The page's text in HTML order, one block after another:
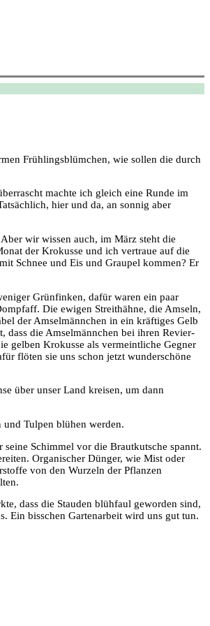
Frühlingsblümchen, wie sollen die durch
machte ich gleich eine Runde im
hier und da, an sonnig aber
wir wissen auch, im März steht die
der Krokusse und ich vertraue auf die
Schnee und Eis und Graupel kommen? Er
Grünfinken, dafür waren ein paar
Die ewigen Streithähne, die Amseln,
der Amselmännchen in ein kräftiges Gelb
dass die Amselmännchen bei ihren Revier-
gelben Krokusse als vermeintliche Gegner
flöten sie uns schon jetzt wunderschöne
über unser Land kreisen, um dann
Tulpen blühen werden.
Schimmel vor die Brautkutsche spannt.
Organischer Dünger, wie Mist oder
von den Wurzeln der Pflanzen
dass die Stauden blühfaul geworden sind,
Ein bisschen Gartenarbeit wird uns gut tun.